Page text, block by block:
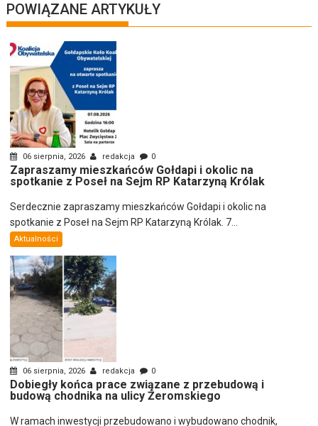
POWIĄZANE ARTYKUŁY
06 sierpnia, 2026 redakcja 0
Zapraszamy mieszkańców Gołdapi i okolic na
spotkanie z Poseł na Sejm RP Katarzyną Królak
Serdecznie zapraszamy mieszkańców Gołdapi i okolic na
spotkanie z Poseł na Sejm RP Katarzyną Królak. 7...
Aktualności
06 sierpnia, 2026 redakcja 0
Dobiegły końca prace związane z przebudową i
budową chodnika na ulicy Żeromskiego
W ramach inwestycji przebudowano i wybudowano chodnik,